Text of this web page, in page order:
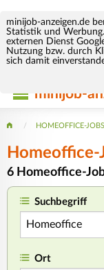
minijob-anzeigen.de
Statistik und
externen Dienst
Nutzung bzw. durch
sich damit
minijob-
HOMEOFFICE-JOBS
6 Homeoffice-
Suchbegriff
Ort